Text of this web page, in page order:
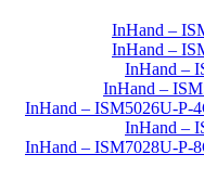
InHand –
InHand –
InHand –
InHand –
InHand – ISM5026U-P-
InHand –
InHand – ISM7028U-P-